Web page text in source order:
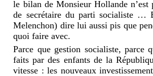
le bilan de Monsieur Hollande
de secrétaire du parti socialiste …
Melenchon) dire lui aussi pis que
quoi faire avec.
Parce que gestion socialiste, parce
faits par des enfants de la
vitesse : les nouveaux